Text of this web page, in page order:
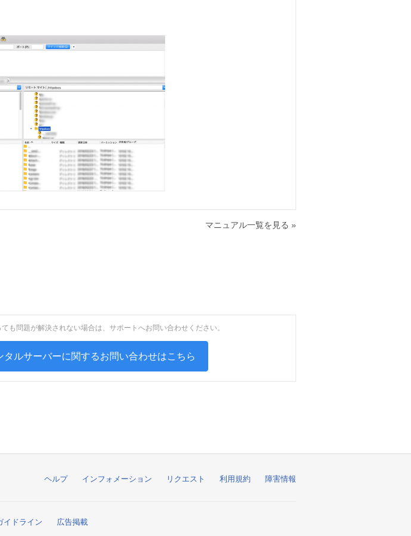
マニュアル一覧を見る »
も問題が解決されない場合は、サポートへお問い合わせください。
タルサーバーに関するお問い合わせはこちら
ヘルプ インフォメーション リクエスト 利用規約 障害情報
イドライン 広告掲載